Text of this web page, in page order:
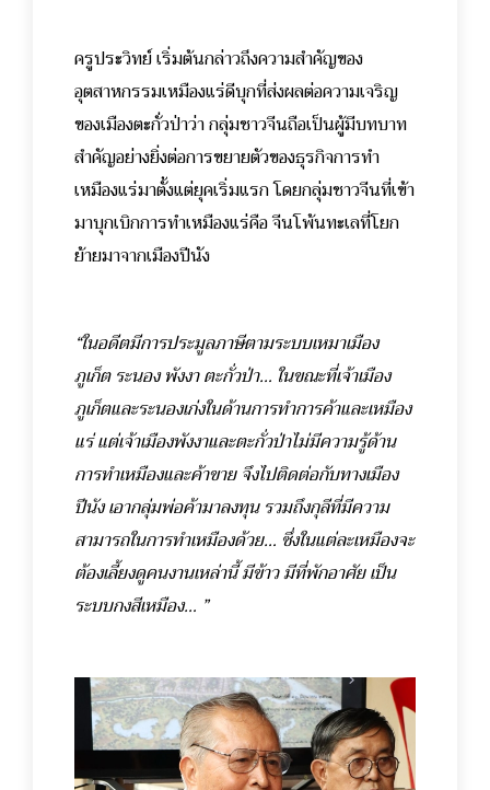
ครูประวิทย์ เริ่มต้นกล่าวถึงความสำคัญของ
อุตสาหกรรมเหมืองแร่ดีบุกที่ส่งผลต่อความเจริญ
ของเมืองตะกั่วป่าว่า กลุ่มชาวจีนถือเป็นผู้มีบทบาท
สำคัญอย่างยิ่งต่อการขยายตัวของธุรกิจการทำ
เหมืองแร่มาตั้งแต่ยุคเริ่มแรก โดยกลุ่มชาวจีนที่เข้า
มาบุกเบิกการทำเหมืองแร่คือ จีนโพ้นทะเลที่โยก
ย้ายมาจากเมืองปีนัง
“ในอดีตมีการประมูลภาษีตามระบบเหมาเมือง
ภูเก็ต ระนอง พังงา ตะกั่วป่า… ในขณะที่เจ้าเมือง
ภูเก็ตและระนองเก่งในด้านการทำการค้าและเหมือง
แร่ แต่เจ้าเมืองพังงาและตะกั่วป่าไม่มีความรู้ด้าน
การทำเหมืองและค้าขาย จึงไปติดต่อกับทางเมือง
ปีนัง เอากลุ่มพ่อค้ามาลงทุน รวมถึงกุลีที่มีความ
สามารถในการทำเหมืองด้วย… ซึ่งในแต่ละเหมืองจะ
ต้องเลี้ยงดูคนงานเหล่านี้ มีข้าว มีที่พักอาศัย เป็น
ระบบกงสีเหมือง… ”